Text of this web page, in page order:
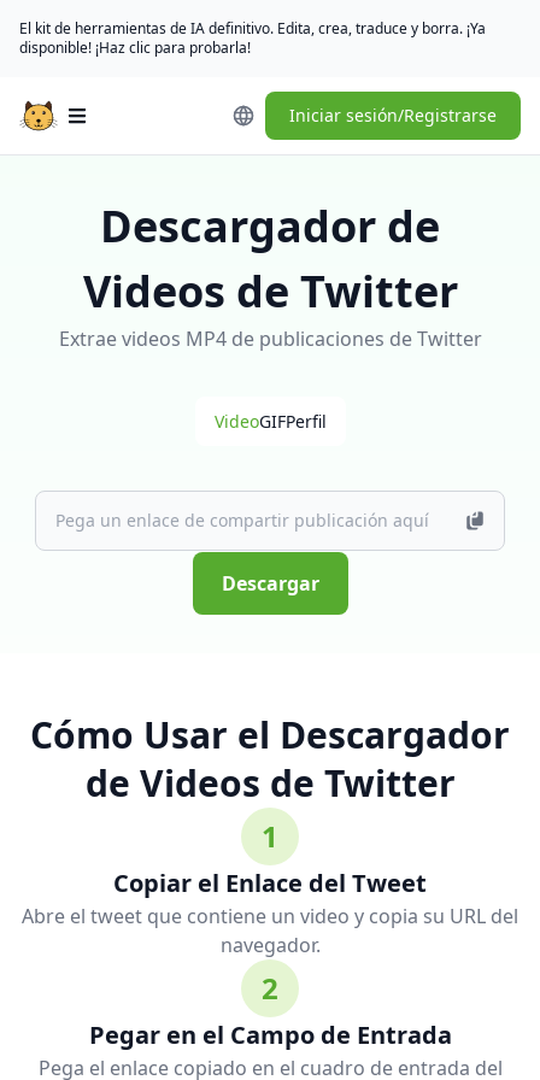
El kit de herramientas de IA definitivo. Edita, crea, traduce y borra. ¡Ya
disponible! ¡Haz clic para probarla!
Open main menu Iniciar sesión/Registrarse
Descargador de
Videos de Twitter
Extrae videos MP4 de publicaciones de Twitter
VideoGIFPerfil
Descargar
Cómo Usar el Descargador
de Videos de Twitter
1
Copiar el Enlace del Tweet
Abre el tweet que contiene un video y copia su URL del
navegador.
2
Pegar en el Campo de Entrada
Pega el enlace copiado en el cuadro de entrada del